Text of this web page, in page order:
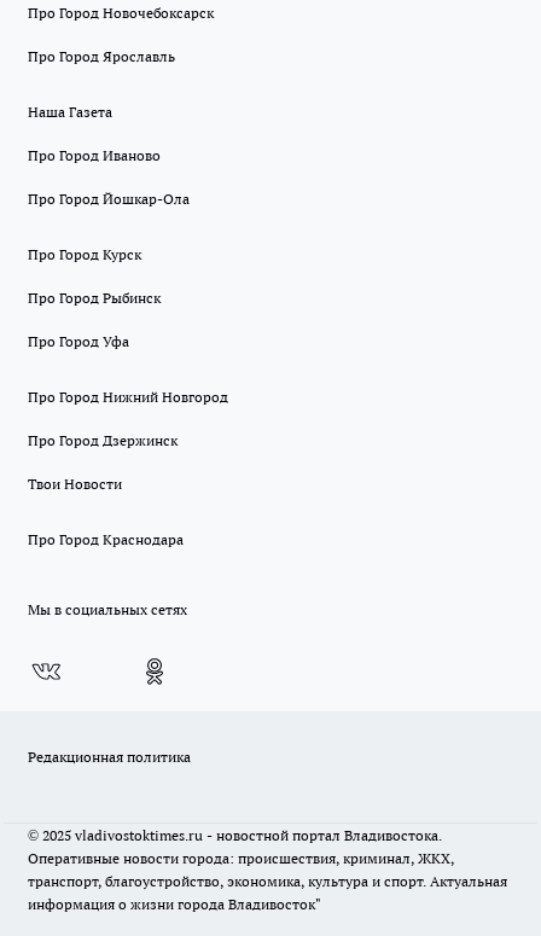
Про Город Новочебоксарск
Про Город Ярославль
Наша Газета
Про Город Иваново
Про Город Йошкар-Ола
Про Город Курск
Про Город Рыбинск
Про Город Уфа
Про Город Нижний Новгород
Про Город Дзержинск
Твои Новости
Про Город Краснодара
Мы в социальных сетях
Редакционная политика
© 2025 vladivostoktimes.ru - новостной портал Владивостока.
Оперативные новости города: происшествия, криминал, ЖКХ,
транспорт, благоустройство, экономика, культура и спорт. Актуальная
информация о жизни города Владивосток"